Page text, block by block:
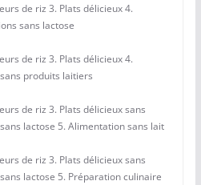
de riz 3. Plats délicieux 4.
sans lactose
de riz 3. Plats délicieux 4.
produits laitiers
de riz 3. Plats délicieux sans
lactose 5. Alimentation sans lait
de riz 3. Plats délicieux sans
lactose 5. Préparation culinaire